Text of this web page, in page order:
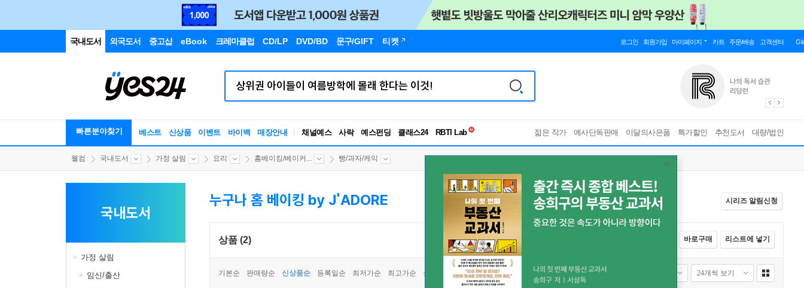
국내도서 외국도서 중고샵 eBook 크레마클럽 CD/LP DVD/BD 문구/GIFT 티켓 로그인 회원가입 마이페이지 카트 주문/배송 고객센터
빠른분야찾기 베스트 신상품 이벤트 바이백 매장안내 채널예스 사락 예스펀딩 클래스24
RBTI Lab
독서유형검사
젊은 작가 예사단독판매 이달의사은품 특가할인 추천도서 대량/법인
웰컴 국내도서 가정 살림 요리 홈베이킹/베이커... 빵/과자/케익
국내도서
가정 살림
임신/출산
누구나 홈 베이킹 by J'ADORE 시리즈 알림신청
상품 (2) 바로구매 리스트에 넣기
기본순 판매량순 신상품순 등록일순 최저가순 최고가순 상품명순